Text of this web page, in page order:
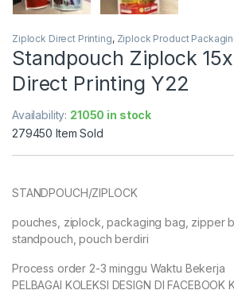
Ziplock Direct Printing, Ziplock Product
Standpouch Ziplock
Direct Printing Y22
Availability: 21050 in stock
279450 Item Sold
STANDPOUCH/ZIPLOCK
pouches, ziplock, packaging bag, zipper
standpouch, pouch berdiri
Process order 2-3 minggu Waktu Bekerja
PELBAGAI KOLEKSI DESIGN DI FACEBOOK